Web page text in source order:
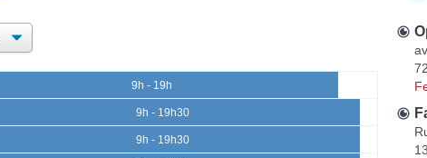
9h - 19h
9h - 19h30
9h - 19h30